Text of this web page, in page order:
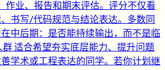
作业、报告和期末评估。评分不仅看
书写/代码规范与结论表达。多数同
中后期：是否能持续输出，而不是临
适合希望夯实底层能力、提升问题
学术或工程表达的同学。若你计划继